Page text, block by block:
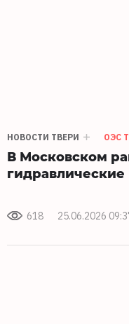
НОВОСТИ ТВЕРИ ОЭС
В Московском
618 25.06.2026